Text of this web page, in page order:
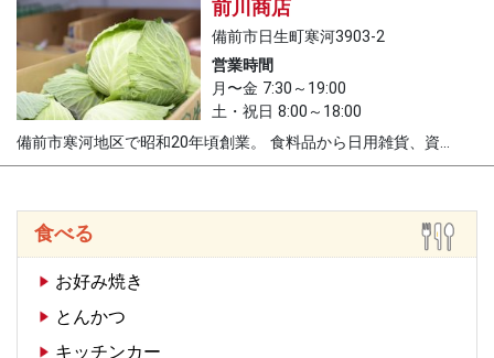
前川商店
備前市日生町寒河3903-2
営業時間
月〜金 7:30～19:00
土・祝日 8:00～18:00
備前市寒河地区で昭和20年頃創業。 食料品から日用雑貨、資...
食べる
お好み焼き
とんかつ
キッチンカー